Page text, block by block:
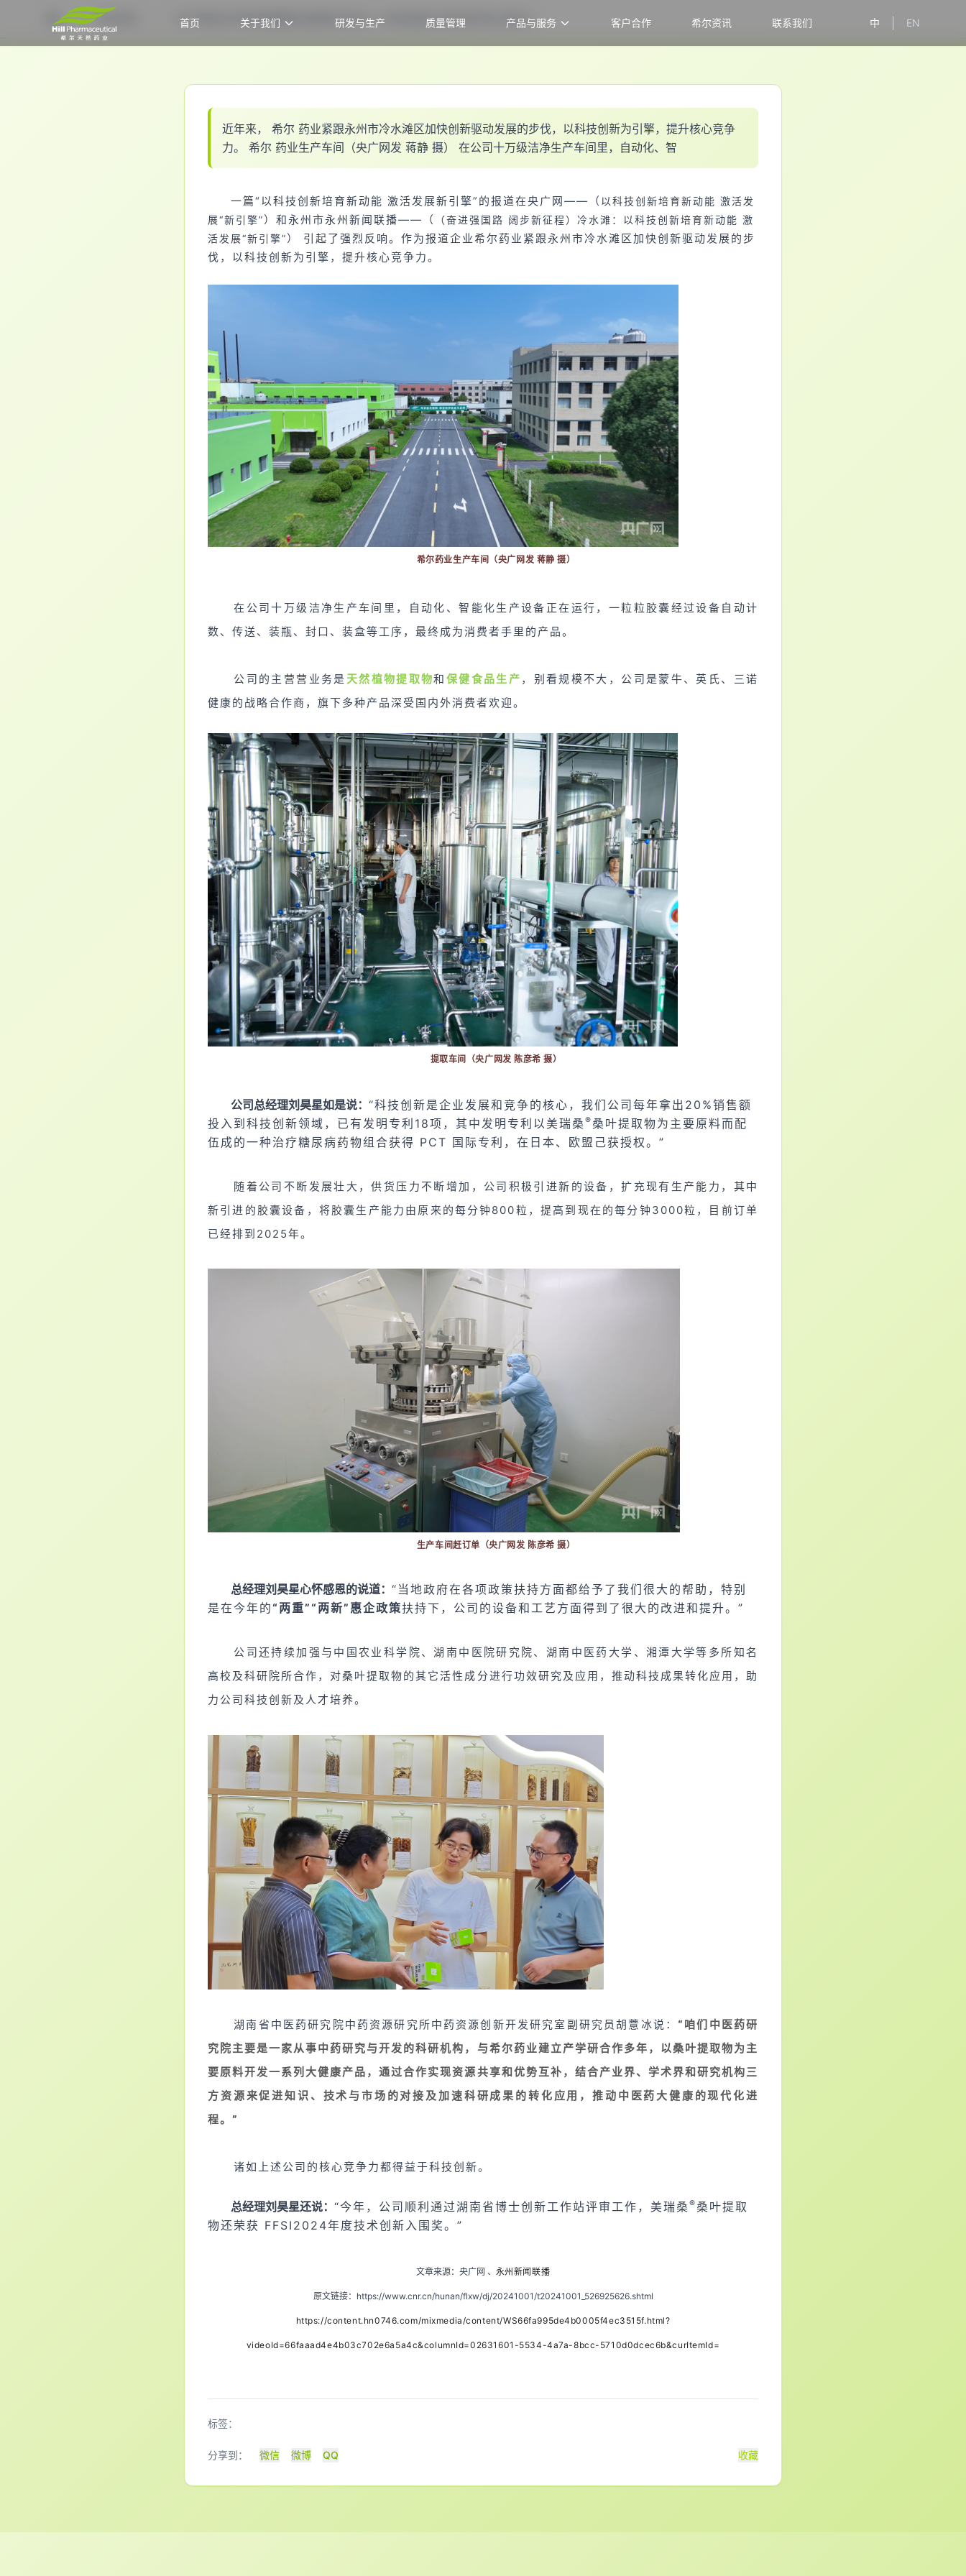
首页 关于我们 研发与生产 质量管理 产品与服务 客户合作 希尔资讯 联系我们 中 EN
首页
希尔资讯 央广网和永州市新闻联播联合报道希尔药业 ▏以科技创新为引擎 提升核心竞争力
近年来， 希尔 药业紧跟永州市冷水滩区加快创 新驱动发展的步伐， 以科技创 新为引 擎， 提升核心竞争
力。 希尔 药业生产车间 （央广网发 蒋静 摄） 在公司十万级洁净生产车间 里， 自动化、 智
一篇“以科技创新培育新动能 激活发展新引擎”的报道在央广网—— （ 以科技创新培育新动能 激活发
展“新引擎”） 和永州市永州新闻联播—— （
（奋进强国路 阔步新征程）冷水滩：以科技创新培育新动能 激
活发展“新引擎”） 引起了强烈反响。 作为报道企业希尔药业紧跟永州市冷水滩区加快创新驱动发展的步
伐，以科技创新为引擎，提升核心竞争力。
希尔药业生产车间（央广网发 蒋静 摄）
在公司十万级洁净生产车间里，自动化、智能化生产设备正在运行，一粒粒胶囊经过设备自动计
数、传送、装瓶、封口、装盒等工序，最终成为消费者手里的产品。
公司的主营营业务是 天然植物提取物和 保健食品生产 ，别看规模不大，公司是蒙牛、英氏、三诺
健康的战略合作商，旗下多种产品深受国内外消费者欢迎。
提取车间（央广网发 陈彦希 摄）
公司总经理刘昊星如是说： “科技创新是企业发展和竞争的核心，我们公司每年拿出20%销售额
投入到科技创新领域，已有发明专利18项，其中发明专利以美瑞桑® 桑叶提取物为主要原料而配
伍成的一种治疗糖尿病药物组合获得 PCT 国际专利，在日本、欧盟己获授权。”
随着公司不断发展壮大，供货压力不断增加，公司积极引进新的设备，扩充现有生产能力，其中
新引进的胶囊设备，将胶囊生产能力由原来的每分钟800粒，提高到现在的每分钟3000粒，目前订单
已经排到2025年。
生产车间赶订单（央广网发 陈彦希 摄）
总经理刘昊星心怀感恩的说道： “当地政府在各项政策扶持方面都给予了我们很大的帮助，特别
是在今年的“两重”“两新” 惠企政策扶持下，公司的设备和工艺方面得到了很大的改进和提升。”
公司还持续加强与中国农业科学院、湖南中医院研究院、湖南中医药大学、湘潭大学等多所知名
高校及科研院所合作，对桑叶提取物的其它活性成分进行功效研究及应用，推动科技成果转化应用，助
力公司科技创新及人才培养。
湖南省中医药研究院中药资源研究所中药资源创新开发研究室副研究员胡薏冰说： “ 咱们中医药研
究院主要是一家从事中药研究与开发的科研机构，与希尔药业建立产学研合作多年，以桑叶提取物为主
要原料开发一系列大健康产品，通过合作实现资源共享和优势互补，结合产业界、学术界和研究机构三
方资源来促进知识、技术与市场的对接及加速科研成果的转化应用，推动中医药大健康的现代化进
程。 ”
诸如上述公司的核心竞争力都得益于科技创新。
总经理刘昊星还说： “今年，公司顺利通过湖南省博士创新工作站评审工作，美瑞桑® 桑叶提取
物还荣获 FFSI2024年度技术创新入围奖。”
文章来源：央广网 、 永州新闻联播
原文链接： https://www.cnr.cn/hunan/flxw/dj/20241001/t20241001_526925626.shtml
https://content.hn0746.com/mixmedia/content/WS66fa995de4b0005f4ec3515f.html?
videoId=66faaad4e4b03c702e6a5a4c&columnId=02631601-5534-4a7a-8bcc-5710d0dcec6b&curItemId=
标签：
分享到： 微信 微博 QQ 收藏